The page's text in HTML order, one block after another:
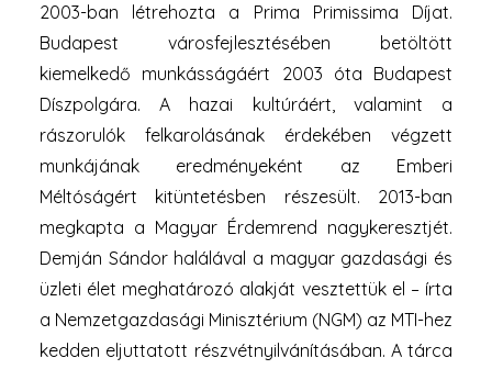
2003-ban létrehozta a Prima Primissima Díjat.
Budapest városfejlesztésében betöltött
kiemelkedő munkásságáért 2003 óta Budapest
Díszpolgára. A hazai kultúráért, valamint a
rászorulók felkarolásának érdekében végzett
munkájának eredményeként az Emberi
Méltóságért kitüntetésben részesült. 2013-ban
megkapta a Magyar Érdemrend nagykeresztjét.
Demján Sándor halálával a magyar gazdasági és
üzleti élet meghatározó alakját vesztettük el – írta
a Nemzetgazdasági Minisztérium (NGM) az MTI-hez
kedden eljuttatott részvétnyilvánításában. A tárca